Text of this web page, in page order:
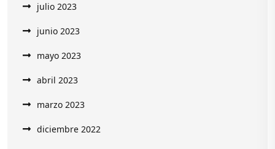
julio 2023
junio 2023
mayo 2023
abril 2023
marzo 2023
diciembre 2022